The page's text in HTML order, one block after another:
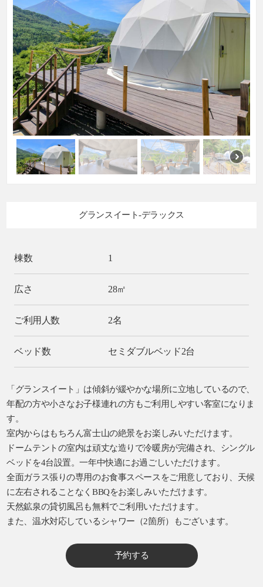
グランスイート-デラックス
棟数 1
広さ 28㎡
ご利用人数 2名
ベッド数 セミダブルベッド2台
「グランスイート」は傾斜が緩やかな場所に立地しているので、
年配の方や小さなお子様連れの方もご利用しやすい客室になりま
す。
室内からはもちろん富士山の絶景をお楽しみいただけます。
ドームテントの室内は頑丈な造りで冷暖房が完備され、シングル
ベッドを4台設置。一年中快適にお過ごしいただけます。
全面ガラス張りの専用のお食事スペースをご用意しており、天候
に左右されることなくBBQをお楽しみいただけます。
天然鉱泉の貸切風呂も無料でご利用いただけます。
また、温水対応しているシャワー（2箇所）もございます。
予約する